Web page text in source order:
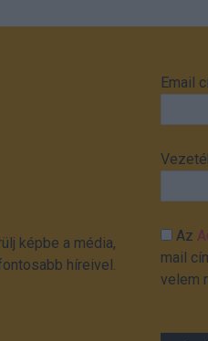
képbe a média,
híreivel.
Email
Az
mail
velem